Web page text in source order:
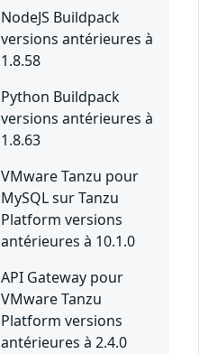
NodeJS Buildpack
versions antérieures à
1.8.58
Python Buildpack
versions antérieures à
1.8.63
VMware Tanzu pour
MySQL sur Tanzu
Platform versions
antérieures à 10.1.0
API Gateway pour
VMware Tanzu
Platform versions
antérieures à 2.4.0